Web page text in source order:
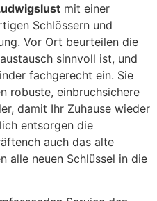
mit einer
Schlössern und
Vor Ort beurteilen die
sinnvoll ist, und
fachgerecht ein. Sie
robuste, einbruchsichere
damit Ihr Zuhause wieder
entsorgen die
auch das alte
alle neuen Schlüssel in die